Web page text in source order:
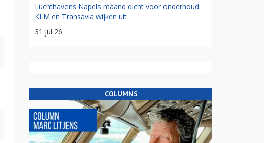
Luchthavens Napels maand dicht voor onderhoud:
KLM en Transavia wijken uit
31 jul 26
COLUMNS